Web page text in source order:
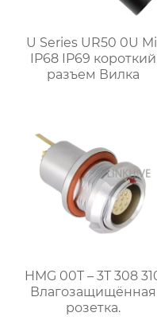
U Series UR50 0U Mil
IP68 IP69 короткий
разъем Вилка
HMG 00T – 3T 308 310
Влагозащищённая
розетка.